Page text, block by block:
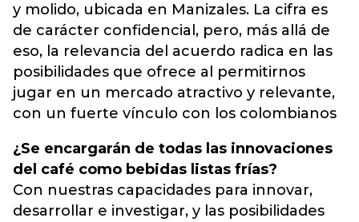
y molido, ubicada en Manizales. La cifra es
de carácter confidencial, pero, más allá de
eso, la relevancia del acuerdo radica en las
posibilidades que ofrece al permitirnos
jugar en un mercado atractivo y relevante,
con un fuerte vínculo con los colombianos
¿Se encargarán de todas las innovaciones
del café como bebidas listas frías?
Con nuestras capacidades para innovar,
desarrollar e investigar, y las posibilidades